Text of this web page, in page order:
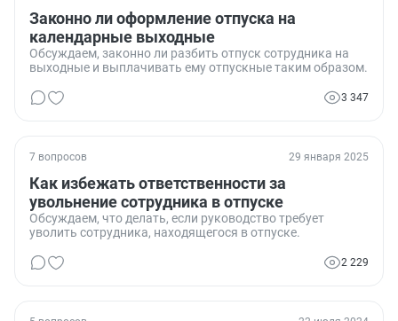
Законно ли оформление отпуска на
календарные выходные
Обсуждаем, законно ли разбить отпуск сотрудника на
выходные и выплачивать ему отпускные таким образом.
3 347
7 вопросов 29 января 2025
Как избежать ответственности за
увольнение сотрудника в отпуске
Обсуждаем, что делать, если руководство требует
уволить сотрудника, находящегося в отпуске.
2 229